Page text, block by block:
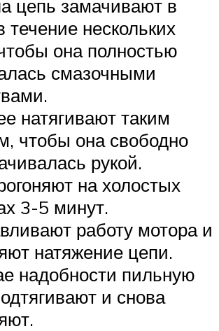
цепь замачивают в
течение нескольких
она полностью
смазочными
натягивают таким
чтобы она свободно
рукой.
на холостых
3-5 минут.
работу мотора и
натяжение цепи.
надобности пильную
и снова